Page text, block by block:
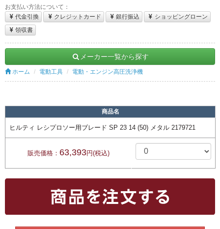
お支払い方法について：
代金引換
クレジットカード 銀行振込
ショッピングローン
領収書
メーカー一覧から探す
ホーム 電動工具 電動・エンジン高圧洗浄機
商品名
ヒルティ レシプロソー用ブレード SP 23 14 (50) メタル 2179721
販売価格： 63,393円(税込)